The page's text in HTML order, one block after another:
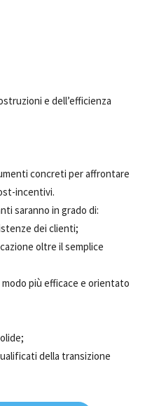
e dell’efficienza
concreti per affrontare
incentivi.
saranno in grado di:
dei clienti;
oltre il semplice
più efficace e orientato
della transizione